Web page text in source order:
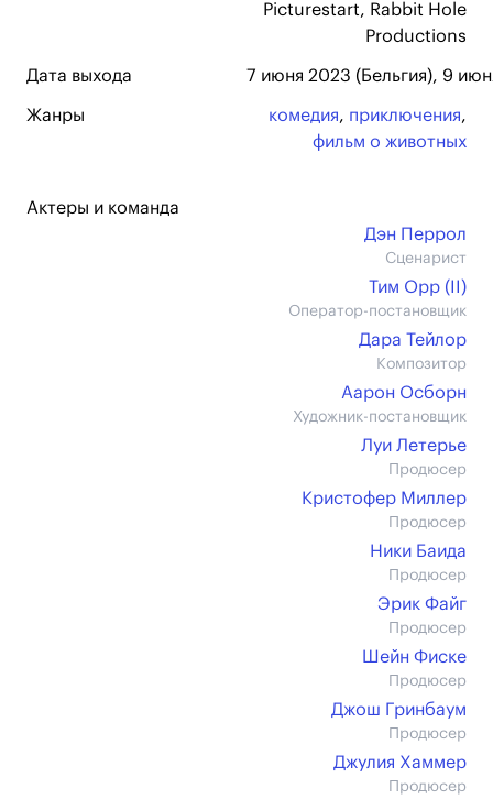
Picturestart, Rabbit Hole
Productions
Дата выхода 7 июня 2023 (Бельгия), 9
Жанры комедия, приключения,
фильм о животных
Актеры и команда
Дэн Перрол
Сценарист
Тим Орр (II)
Оператор-постановщик
Дара Тейлор
Композитор
Аарон Осборн
Художник-постановщик
Луи Летерье
Продюсер
Кристофер Миллер
Продюсер
Ники Баида
Продюсер
Эрик Файг
Продюсер
Шейн Фиске
Продюсер
Джош Гринбаум
Продюсер
Джулия Хаммер
Продюсер